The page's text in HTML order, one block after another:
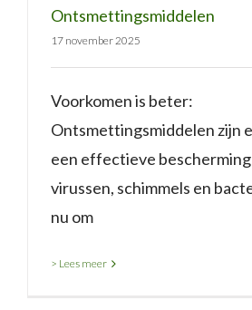
Ontsmettingsmiddelen
17 november 2025
Voorkomen is beter:
Ontsmettingsmiddelen zijn
een effectieve
virussen, schimmels en
nu om
> Lees meer